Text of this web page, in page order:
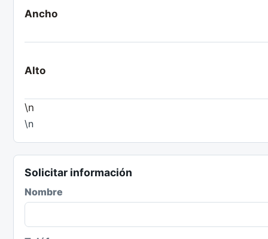
Ancho
Alto
\n
\n
Solicitar información
Nombre